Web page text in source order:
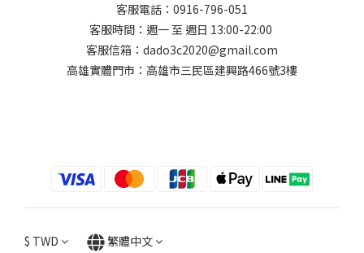
客服電話：0916-796-051
客服時間：週一 至 週日 13:00-22:00
客服信箱：dado3c2020@gmail.com
高雄實體門市：高雄市三民區建興路466號3樓
$ TWD 繁體中文